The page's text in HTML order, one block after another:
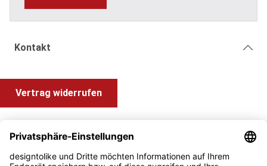
Kontakt
Vertrag widerrufen
Information und Impressum